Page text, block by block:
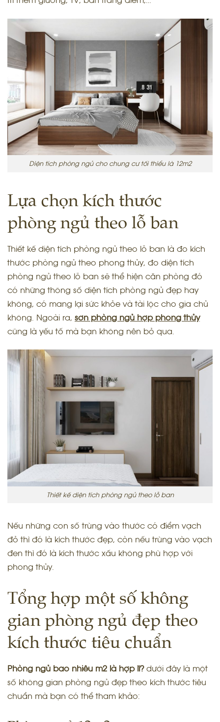
Diện tích phòng ngủ cho chung cư tối thiểu là 12m2
Lựa chọn kích thước
phòng ngủ theo lỗ ban
Thiết kế diện tích phòng ngủ theo lỗ ban là đo kích
thước phòng ngủ theo phong thủy, đo diện tích
phòng ngủ theo lỗ ban sẽ thể hiện căn phòng đó
có những thông số diện tích phòng ngủ đẹp hay
không, có mang lại sức khỏe và tài lộc cho gia chủ
không. Ngoài ra, sơn phòng ngủ hợp phong thủy
cũng là yếu tố mà bạn không nên bỏ qua.
Thiết kế diện tích phòng ngủ theo lỗ ban
Nếu những con số trùng vào thước có điểm vạch
đỏ thì đó là kích thước đẹp, còn nếu trùng vào vạch
đen thì đó là kích thước xấu không phù hợp với
phong thủy.
Tổng hợp một số không
gian phòng ngủ đẹp theo
kích thước tiêu chuẩn
Phòng ngủ bao nhiêu m2 là hợp lí?dưới đây là một
số không gian phòng ngủ đẹp theo kích thước tiêu
chuẩn mà bạn có thể tham khảo: